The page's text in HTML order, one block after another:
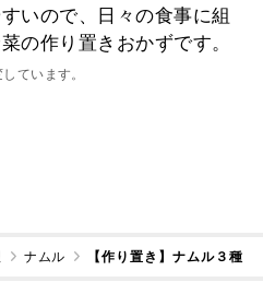
いので、日々の食事に組
の作り置きおかずです。
ています。
ナムル 【作り置き】ナムル３種